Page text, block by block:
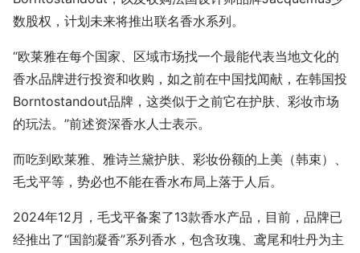
数股权，计划未来将推出联名香水系列。
“欧莱雅在每个国家、区域市场找一个最能代表当地文化的
香水品牌进行投资和收购，如之前在中国找闻献，在韩国投
Borntostandout品牌，这类似于之前它在护肤、彩妆市场
的玩法。”前述资深香水人士表示。
而吃到欧莱雅、雅诗兰黛护肤、彩妆份额的上美（韩束）、
毛戈平等，势必也不能在香水布局上落于人后。
2024年12月，毛戈平备案了13款香水产品，目前，品牌已
经推出了“国韵凝香”系列香水，包含玫瑰、鸢尾和牡丹为主